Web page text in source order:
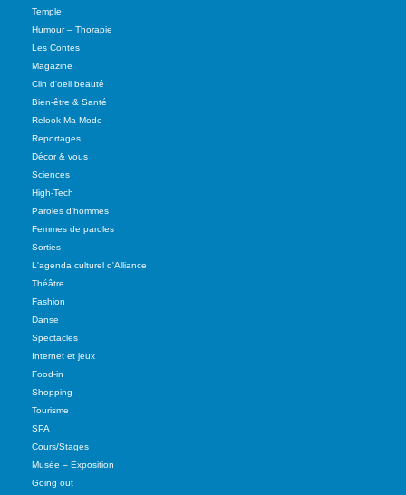
Temple
Humour – Thorapie
Les Contes
Magazine
Clin d'oeil beauté
Bien-être & Santé
Relook Ma Mode
Reportages
Décor & vous
Sciences
High-Tech
Paroles d'hommes
Femmes de paroles
Sorties
L'agenda culturel d'Alliance
Théâtre
Fashion
Danse
Spectacles
Internet et jeux
Food-in
Shopping
Tourisme
SPA
Cours/Stages
Musée – Exposition
Going out